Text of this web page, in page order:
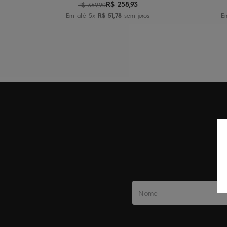
R$ 369,90R$ 258,93
Em até5x R$ 51 ,78 sem juros